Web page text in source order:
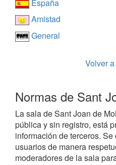
España
Amistad
General
Volver
Normas de Sant
La sala de Sant Joan de
pública y sin registro, está
información de terceros.
usuarios de manera
moderadores de la sala